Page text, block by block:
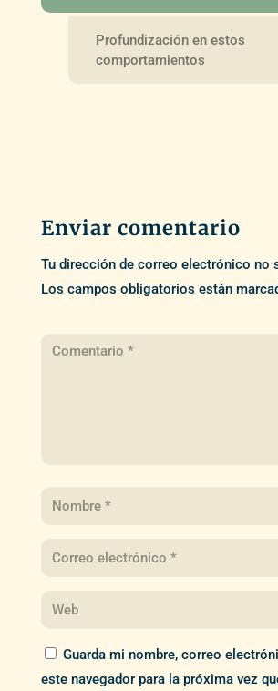
Profundización en estos
comportamientos
Enviar comentario
Tu dirección de correo electrónico no
Los campos obligatorios están
Guarda mi nombre, correo
este navegador para la próxima vez